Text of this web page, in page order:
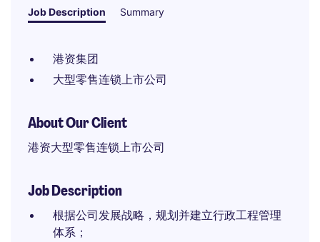
Job Description Summary
港资集团
大型零售连锁上市公司
About Our Client
港资大型零售连锁上市公司
Job Description
根据公司发展战略，规划并建立行政工程管理
体系；